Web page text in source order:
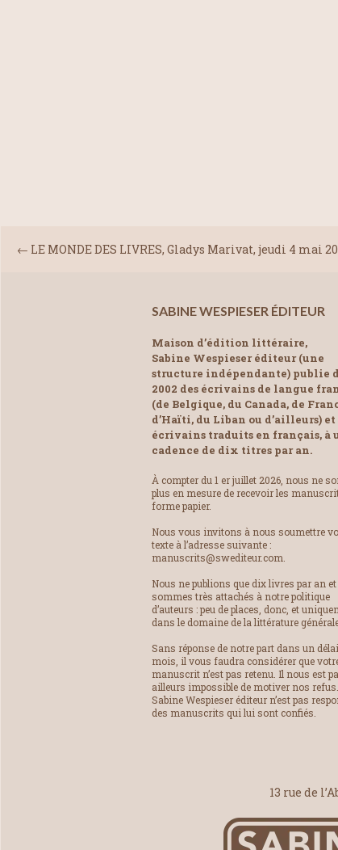
← LE MONDE DES LIVRES, Gladys Marivat, jeudi 4 mai
SABINE WESPIESER ÉDITEUR
Maison d’édition littéraire,
Sabine Wespieser éditeur (une
structure indépendante) publie
2002 des écrivains de langue
(de Belgique, du Canada, de
d’Haïti, du Liban ou d’ailleurs) et
écrivains traduits en français, à
cadence de dix titres par an.
À compter du 1 er juillet 2026, nous ne
plus en mesure de recevoir les
forme papier.
Nous vous invitons à nous soumettre
texte à l’adresse suivante :
manuscrits@swediteur.com.
Nous ne publions que dix livres par an et
sommes très attachés à notre politique
d’auteurs : peu de places, donc, et
dans le domaine de la littérature
Sans réponse de notre part dans un délai
mois, il vous faudra considérer que
manuscrit n’est pas retenu. Il nous est
ailleurs impossible de motiver nos refus.
Sabine Wespieser éditeur n’est pas
des manuscrits qui lui sont confiés.
13 rue de